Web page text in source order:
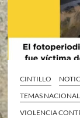
CINTILLO
TEMAS
VIOLENCIA